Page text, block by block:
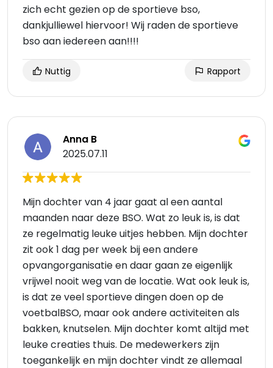
zich echt gezien op de sportieve bso,
dankjulliewel hiervoor! Wij raden de sportieve
bso aan iedereen aan!!!!
Nuttig Rapport
Anna B
2025.07.11
Mijn dochter van 4 jaar gaat al een aantal
maanden naar deze BSO. Wat zo leuk is, is dat
ze regelmatig leuke uitjes hebben. Mijn dochter
zit ook 1 dag per week bij een andere
opvangorganisatie en daar gaan ze eigenlijk
vrijwel nooit weg van de locatie. Wat ook leuk is,
is dat ze veel sportieve dingen doen op de
voetbalBSO, maar ook andere activiteiten als
bakken, knutselen. Mijn dochter komt altijd met
leuke creaties thuis. De medewerkers zijn
toegankelijk en mijn dochter vindt ze allemaal